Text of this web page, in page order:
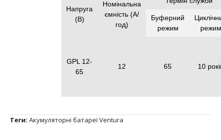
Напруга
(В)
Номінальна
ємність (А/
год)
Буферний
режим
режим
GPL 12-
65
12 65 10
Теги: Акумуляторні батареї Ventura